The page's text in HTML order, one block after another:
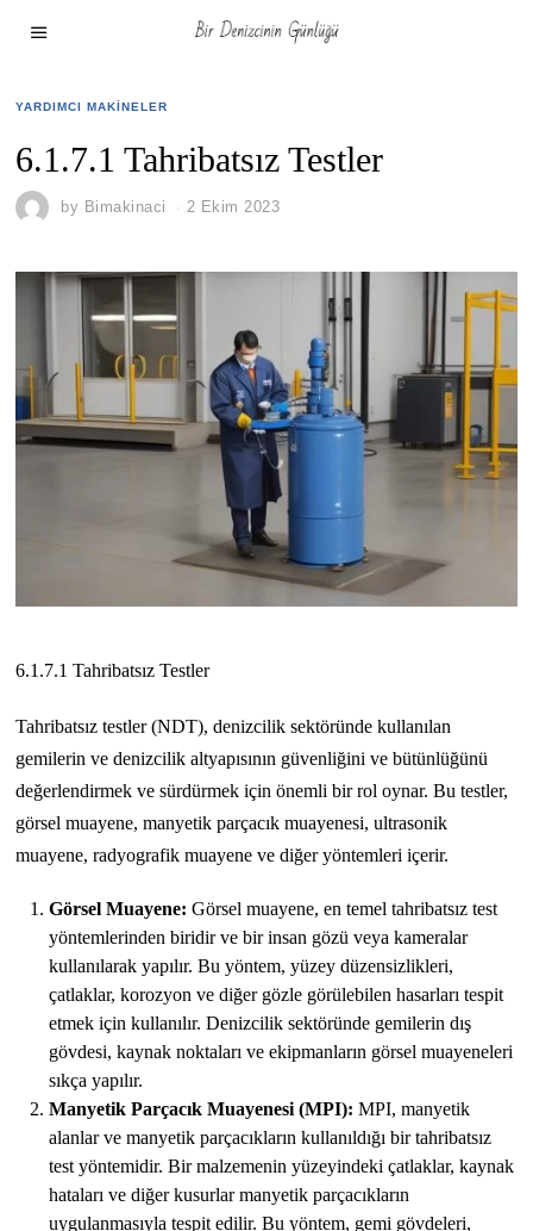
YARDIMCI MAKINELER
6.1.7.1 Tahribatsız Testler
by Bimakinaci 2 Ekim 2023
6.1.7.1 Tahribatsız Testler
Tahribatsız testler (NDT), denizcilik sektöründe kullanılan
gemilerin ve denizcilik altyapısının güvenliğini ve bütünlüğünü
değerlendirmek ve sürdürmek için önemli bir rol oynar. Bu testler,
görsel muayene, manyetik parçacık muayenesi, ultrasonik
muayene, radyografik muayene ve diğer yöntemleri içerir.
Görsel Muayene: Görsel muayene, en temel tahribatsız test
yöntemlerinden biridir ve bir insan gözü veya kameralar
kullanılarak yapılır. Bu yöntem, yüzey düzensizlikleri,
çatlaklar, korozyon ve diğer gözle görülebilen hasarları tespit
etmek için kullanılır. Denizcilik sektöründe gemilerin dış
gövdesi, kaynak noktaları ve ekipmanların görsel muayeneleri
sıkça yapılır.
Manyetik Parçacık Muayenesi (MPI): MPI, manyetik
alanlar ve manyetik parçacıkların kullanıldığı bir tahribatsız
test yöntemidir. Bir malzemenin yüzeyindeki çatlaklar, kaynak
hataları ve diğer kusurlar manyetik parçacıkların
uygulanmasıyla tespit edilir. Bu yöntem, gemi gövdeleri,